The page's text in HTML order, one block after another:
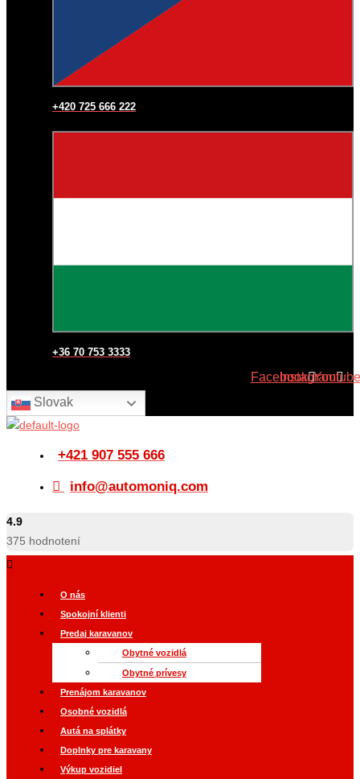
+420 725 666 222
+36 70 753 3333
FacebookInstagramYoutube
Slovak
+421 907 555 666
info@automoniq.com
4.9
375 hodnotení
O nás
Spokojní klienti
Predaj karavanov
Obytné vozidlá
Obytné prívesy
Prenájom karavanov
Osobné vozidlá
Autá na splátky
Doplnky pre karavany
Výkup vozidiel